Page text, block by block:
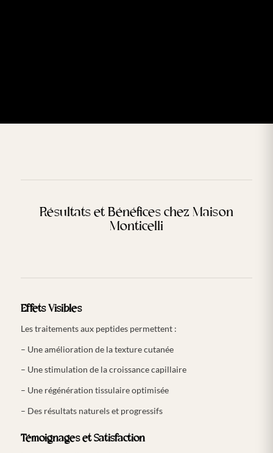
Résultats et Bénéfices chez Maison
Monticelli
Effets Visibles
Les traitements aux peptides permettent :
– Une amélioration de la texture cutanée
– Une stimulation de la croissance capillaire
– Une régénération tissulaire optimisée
– Des résultats naturels et progressifs
Témoignages et Satisfaction